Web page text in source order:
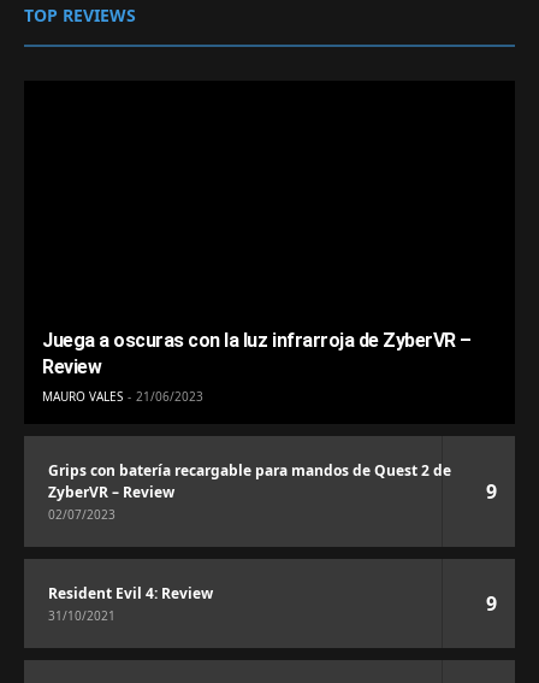
TOP REVIEWS
Juega a oscuras con la luz infrarroja de ZyberVR –
Review
MAURO VALES 21/06/2023
Grips con batería recargable para mandos de Quest 2 de
ZyberVR – Review
02/07/2023
9
Resident Evil 4: Review
31/10/2021 9